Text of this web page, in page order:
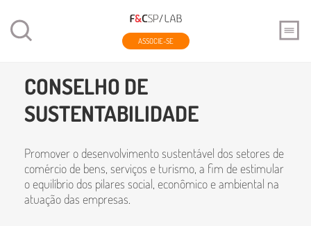
ASSOCIE-SE
Conselho de Sustentabilidade
CONSELHO DE
SUSTENTABILIDADE
Promover o desenvolvimento sustentável dos setores de
comércio de bens, serviços e turismo, a fim de estimular
o equilíbrio dos pilares social, econômico e ambiental na
atuação das empresas.